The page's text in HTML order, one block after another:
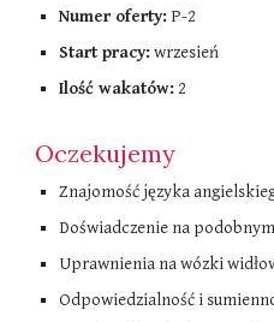
Numer oferty: P-2
Start pracy:wrzesień
Ilość wakatów: 2
Oczekujemy
Znajomość języka
Doświadczenie na
Uprawnienia na wózki
Odpowiedzialność i